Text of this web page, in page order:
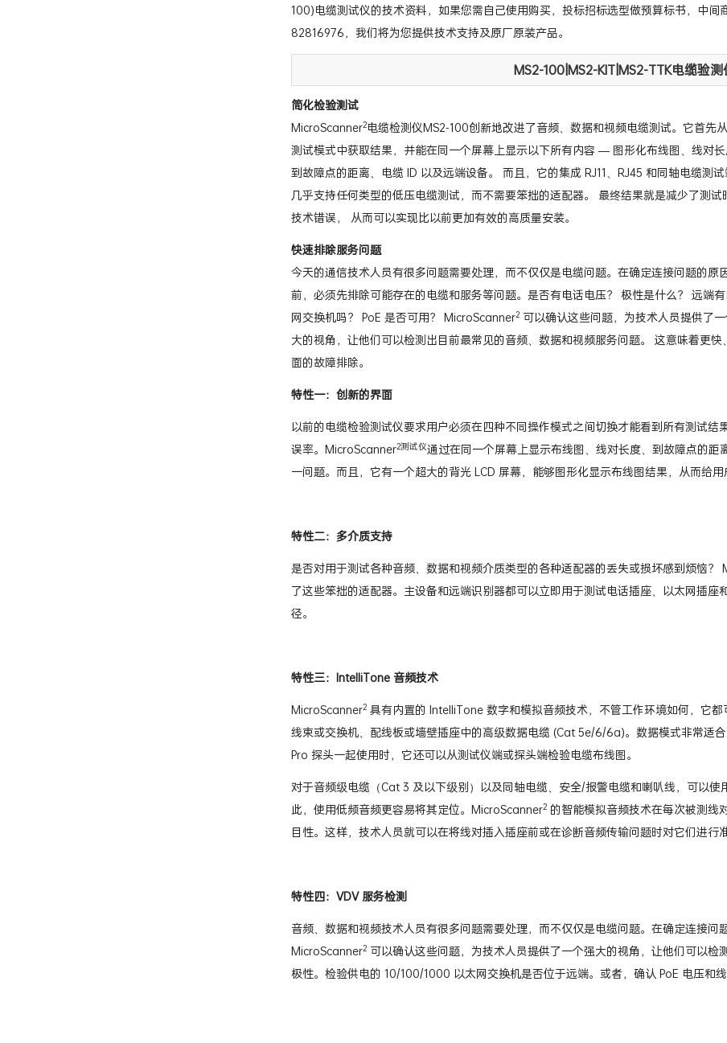
100)电缆测试仪的技术资料，如果您需自己使用购买，投标招标选型做预算标书，中
82816976，我们将为您提供技术支持及原厂原装产品。
MS2-100|MS2-KIT|MS2-TTK电缆验测
简化检验测试
MicroScanner2电缆检测仪MS2-100创新地改进了音频、数据和视频电缆测试。它首先
测试模式中获取结果，并能在同一个屏幕上显示以下所有内容 — 图形化布线图、线对长
到故障点的距离、电缆 ID 以及远端设备。 而且，它的集成 RJ11、RJ45 和同轴电缆测试
几乎支持任何类型的低压电缆测试，而不需要笨拙的适配器。 最终结果就是减少了测试
技术错误， 从而可以实现比以前更加有效的高质量安装。
快速排除服务问题
今天的通信技术人员有很多问题需要处理，而不仅仅是电缆问题。在确定连接问题的原
前，必须先排除可能存在的电缆和服务等问题。是否有电话电压？ 极性是什么？ 远端
网交换机吗？ PoE 是否可用？ MicroScanner2 可以确认这些问题，为技术人员提供了
大的视角，让他们可以检测出目前最常见的音频、数据和视频服务问题。 这意味着更快
面的故障排除。
特性一：创新的界面
以前的电缆检验测试仪要求用户必须在四种不同操作模式之间切换才能看到所有测试
误率。MicroScanner2测试仪通过在同一个屏幕上显示布线图、线对长度、到故障点的
一问题。而且，它有一个超大的背光 LCD 屏幕，能够图形化显示布线图结果，从而给用
特性二：多介质支持
是否对用于测试各种音频、数据和视频介质类型的各种适配器的丢失或损坏感到烦恼？
了这些笨拙的适配器。主设备和远端识别器都可以立即用于测试电话插座、以太网插座
径。
特性三：IntelliTone 音频技术
MicroScanner2 具有内置的 IntelliTone 数字和模拟音频技术，不管工作环境如何，它
线束或交换机、配线板或墙壁插座中的高级数据电缆 (Cat 5e/6/6a)。数据模式非常适
Pro 探头一起使用时，它还可以从测试仪端或探头端检验电缆布线图。
对于音频级电缆（Cat 3 及以下级别）以及同轴电缆、安全/报警电缆和喇叭线，可以
此，使用低频音频更容易将其定位。MicroScanner2 的智能模拟音频技术在每次被测线
目性。这样，技术人员就可以在将线对插入插座前或在诊断音频传输问题时对它们进行
特性四：VDV 服务检测
音频、数据和视频技术人员有很多问题需要处理，而不仅仅是电缆问题。在确定连接问
MicroScanner2 可以确认这些问题，为技术人员提供了一个强大的视角，让他们可以
极性。检验供电的 10/100/1000 以太网交换机是否位于远端。或者，确认 PoE 电压和线